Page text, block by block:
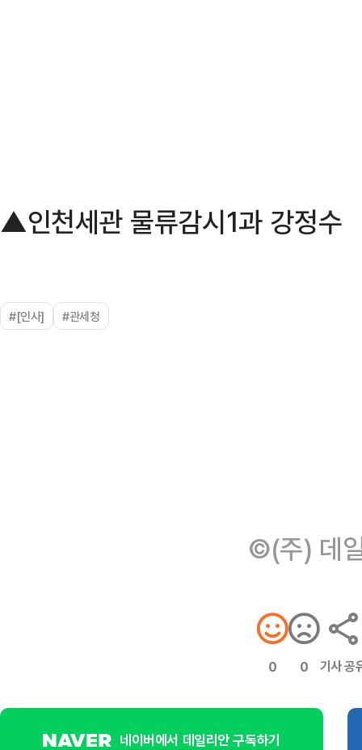
▲인천세관 물류감시1과 강정수
#[인사] #관세청
©(주) 데
0 0 기사 공
네이버에서 데일리안 구독하기